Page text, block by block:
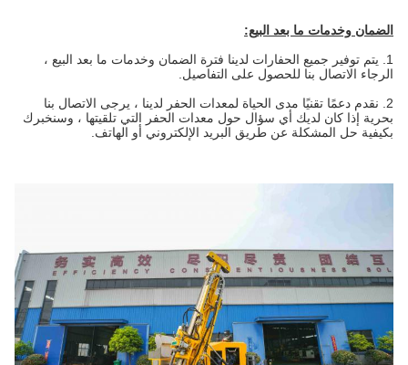
الضمان وخدمات ما بعد البيع:
1. يتم توفير جميع الحفارات لدينا فترة الضمان وخدمات ما بعد البيع ،
الرجاء الاتصال بنا للحصول على التفاصيل.
2. نقدم دعمًا تقنيًا مدى الحياة لمعدات الحفر لدينا ، يرجى الاتصال بنا
بحرية إذا كان لديك أي سؤال حول معدات الحفر التي تلقيتها ، وسنخبرك
بكيفية حل المشكلة عن طريق البريد الإلكتروني أو الهاتف.